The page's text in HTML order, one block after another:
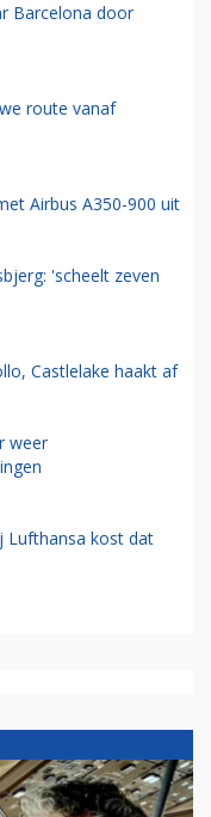
Barcelona door
route vanaf
Airbus A350-900 uit
'scheelt zeven
Castlelake haakt af
weer
Lufthansa kost dat